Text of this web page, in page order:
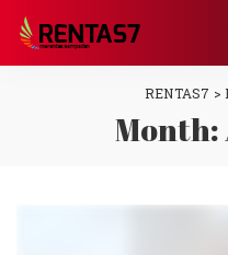
RENTAS7 >
Month: